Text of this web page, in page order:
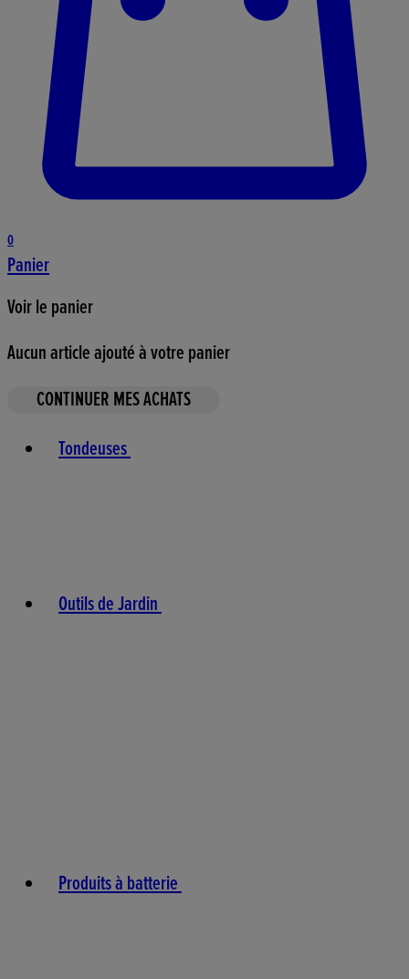
0
Panier
Voir le panier
Aucun article ajouté à votre panier
CONTINUER MES ACHATS
Tondeuses
Outils de Jardin
Produits à batterie